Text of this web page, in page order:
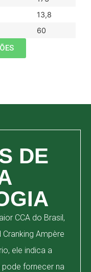
13,8
60
DE
CCA do Brasil,
Ampère
ele indica a
fornecer na